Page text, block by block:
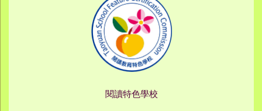
閱讀特色學校